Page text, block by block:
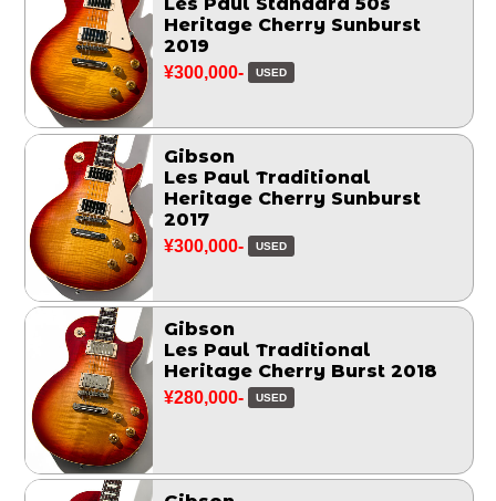
Heritage Cherry Sunburst
2019
¥300,000- USED
Gibson
Les Paul Traditional
Heritage Cherry Sunburst
2017
¥300,000- USED
Gibson
Les Paul Traditional
Heritage Cherry Burst 2018
¥280,000- USED